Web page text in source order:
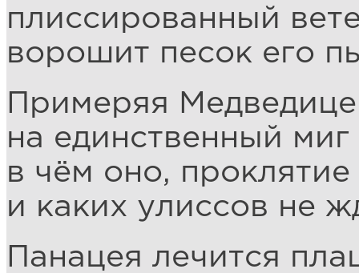
плиссированный
ворошит песок его
Примеряя
на единственный
в чём оно,
и каких улиссов не
Панацея лечится